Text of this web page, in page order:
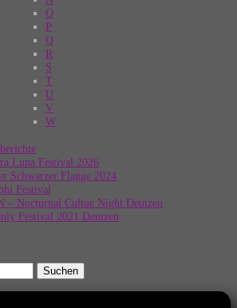
O
P
Q
R
S
T
U
V
W
Luna Festival 2026
Schwarzer Flagge 2024
Festival
– Nocturnal Cultue Night Deutzen
Festival 2021 Deutzen